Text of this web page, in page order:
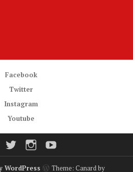
Facebook
Twitter
Instagram
Youtube
FacebookTwitterInstagram
WordPress Theme: Canard by